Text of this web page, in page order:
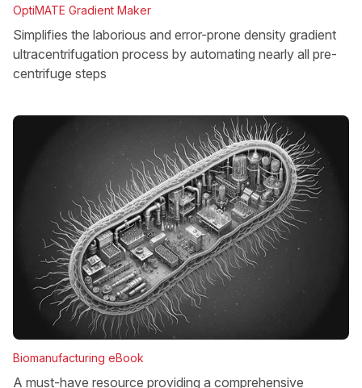
OptiMATE Gradient Maker
Simplifies the laborious and error-prone density gradient
ultracentrifugation process by automating nearly all pre-
centrifuge steps
Biomanufacturing eBook
A must-have resource providing a comprehensive